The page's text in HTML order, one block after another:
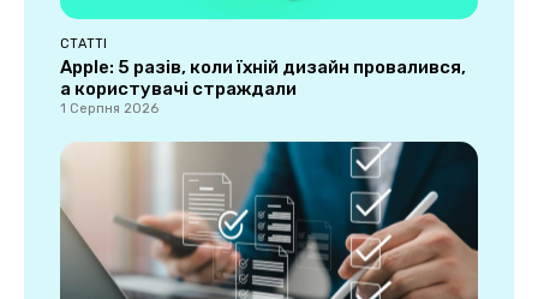
СТАТТІ
Apple: 5 разів, коли їхній дизайн провалився,
а користувачі страждали
1 Серпня 2026